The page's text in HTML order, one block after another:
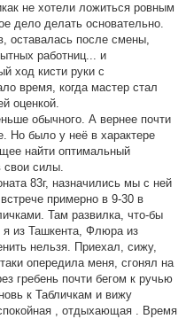
не хотели ложиться ровным
дело делать основательно.
оставалась после смены,
работниц... и
ход кисти руки с
время, когда мастер стал
оценкой.
обычного. А вернее почти
Но было у неё в характере
найти оптимальный
свои силы.
83г, назначились мы с ней
примерно в 9-30 в
Там развилка, что-бы
из Ташкента, Флюра из
нельзя. Приехал, сижу,
опередила меня, сгонял на
гребень почти бегом к ручью
к Табличкам и вижу
, отдыхающая . Время